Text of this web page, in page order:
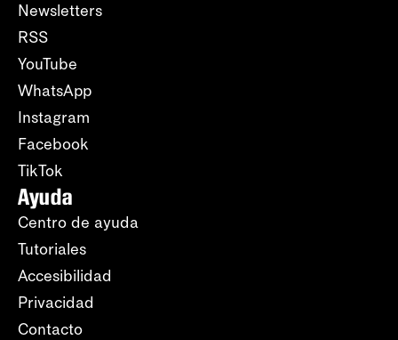
Newsletters
RSS
YouTube
WhatsApp
Instagram
Facebook
TikTok
Ayuda
Centro de ayuda
Tutoriales
Accesibilidad
Privacidad
Contacto